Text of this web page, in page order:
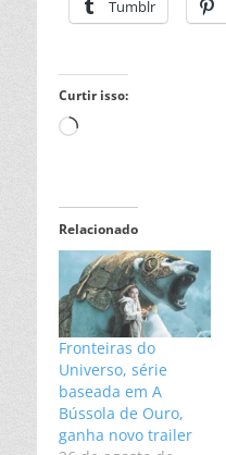
Tumblr
Curtir isso:
Carregando...
Relacionado
Fronteiras do
Universo, série
baseada em A
Bússola de Ouro,
ganha novo trailer